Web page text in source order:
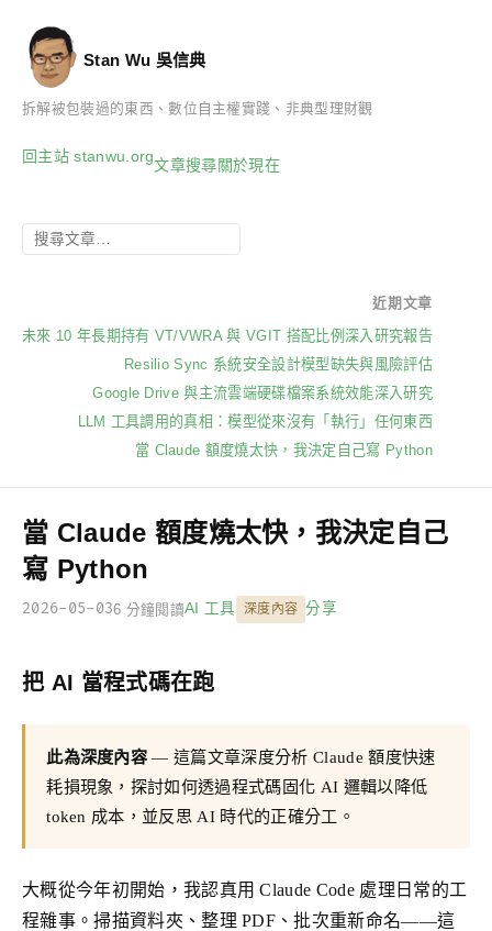
Stan Wu 吳信典
拆解被包裝過的東西、數位自主權實踐、非典型理財觀
回主站 stanwu.org文章搜尋關於現在
近期文章
未來 10 年長期持有 VT/VWRA 與 VGIT 搭配比例深入研究報告
Resilio Sync 系統安全設計模型缺失與風險評估
Google Drive 與主流雲端硬碟檔案系統效能深入研究
LLM 工具調用的真相：模型從來沒有「執行」任何東西
當 Claude 額度燒太快，我決定自己寫 Python
當 Claude 額度燒太快，我決定自己
寫 Python
2026-05-036 分鐘閱讀AI 工具 深度內容 分享
把 AI 當程式碼在跑
此為深度內容— 這篇文章深度分析 Claude 額度快速
耗損現象，探討如何透過程式碼固化 AI 邏輯以降低
token 成本，並反思 AI 時代的正確分工。
大概從今年初開始，我認真用 Claude Code 處理日常的工
程雜事。掃描資料夾、整理 PDF、批次重新命名——這